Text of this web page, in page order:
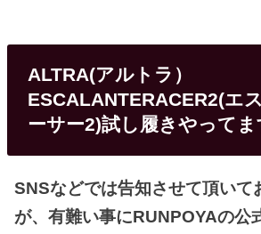
ALTRA(アルトラ）
ESCALANTERACER2(エ
ーサー2)試し履きやってま
SNSなどでは告知させて頂いて
が、有難い事にRUNPOYAの公